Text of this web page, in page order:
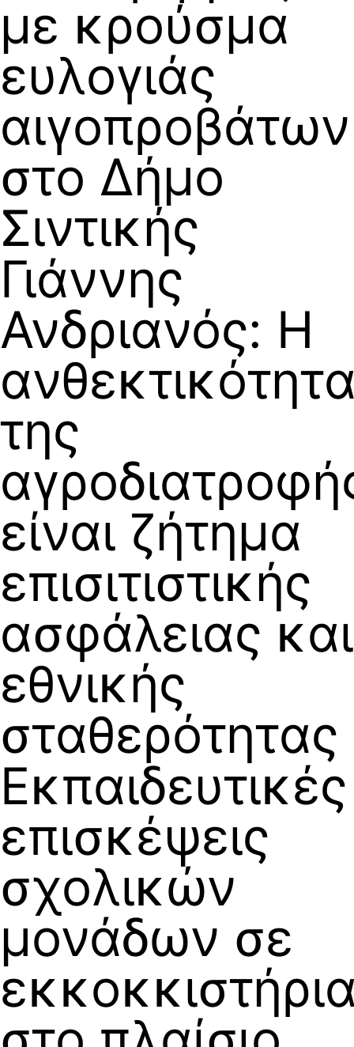
με κρούσμα
ευλογιάς
αιγοπροβάτων
στο Δήμο
Σιντικής
Γιάννης
Ανδριανός: Η
της
είναι ζήτημα
επισιτιστικής
ασφάλειας και
εθνικής
σταθερότητας
Εκπαιδευτικές
επισκέψεις
σχολικών
μονάδων σε